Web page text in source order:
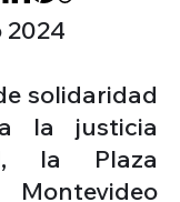
2024
solidaridad
la justicia
la Plaza